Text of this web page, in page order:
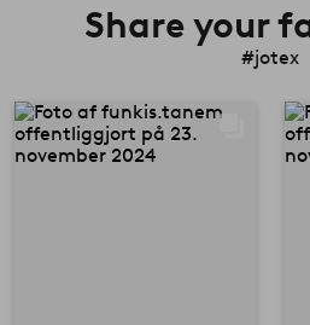
Share your
#jotex